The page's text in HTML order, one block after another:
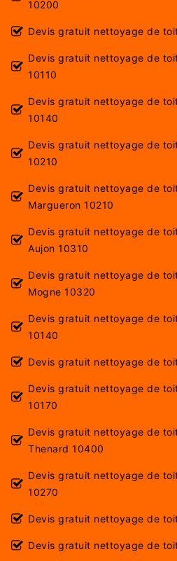
10200
Devis gratuit nettoyage de
Devis gratuit nettoyage de
10110
Devis gratuit nettoyage de
10140
Devis gratuit nettoyage de
10210
Devis gratuit nettoyage de
Margueron 10210
Devis gratuit nettoyage de
Aujon 10310
Devis gratuit nettoyage de
Mogne 10320
Devis gratuit nettoyage de
10140
Devis gratuit nettoyage de
Devis gratuit nettoyage de
10170
Devis gratuit nettoyage de
Thenard 10400
Devis gratuit nettoyage de
10270
Devis gratuit nettoyage de
Devis gratuit nettoyage de